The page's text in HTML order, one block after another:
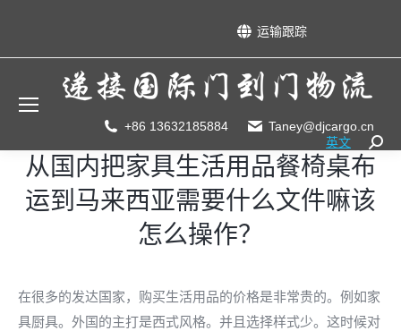
运输跟踪
+86 13632185884
Taney@djcargo.cn
英文
从国内把家具生活用品餐椅桌布
运到马来西亚需要什么文件嘛该
怎么操作？
在很多的发达国家，购买生活用品的价格是非常贵的。例如家
具厨具。外国的主打是西式风格。并且选择样式少。这时候对